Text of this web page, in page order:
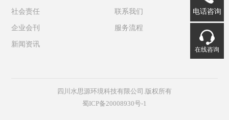
社会责任
企业会刊
新闻资讯
联系我们
服务流程
四川水思源环境科技有限公司.版权所有
蜀ICP备20008930号-1
电话咨询
在线咨询